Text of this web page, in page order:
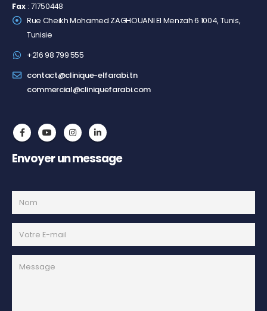
Fax : 71750448
Rue Cheikh Mohamed ZAGHOUANI El Menzah 6 1004, Tunis,
Tunisie
+216 98 799 555
contact@clinique-elfarabi.tn
commercial@cliniquefarabi.com
Envoyer un message